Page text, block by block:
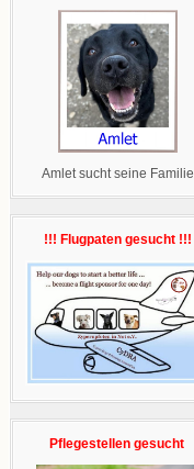
Amlet sucht seine Familie
!!! Flugpaten gesucht !!!
Pflegestellen gesucht